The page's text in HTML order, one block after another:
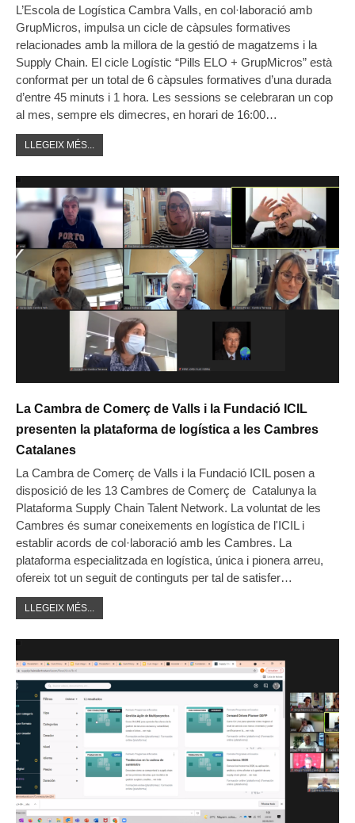
L’Escola de Logística Cambra Valls, en col·laboració amb
GrupMicros, impulsa un cicle de càpsules formatives
relacionades amb la millora de la gestió de magatzems i la
Supply Chain. El cicle Logístic “Pills ELO + GrupMicros” està
conformat per un total de 6 càpsules formatives d’una durada
d’entre 45 minuts i 1 hora. Les sessions se celebraran un cop
al mes, sempre els dimecres, en horari de 16:00…
LLEGEIX MÉS...
La Cambra de Comerç de Valls i la Fundació ICIL
presenten la plataforma de logística a les Cambres
Catalanes
La Cambra de Comerç de Valls i la Fundació ICIL posen a
disposició de les 13 Cambres de Comerç de Catalunya la
Plataforma Supply Chain Talent Network. La voluntat de les
Cambres és sumar coneixements en logística de l'ICIL i
establir acords de col·laboració amb les Cambres. La
plataforma especialitzada en logística, única i pionera arreu,
ofereix tot un seguit de continguts per tal de satisfer…
LLEGEIX MÉS...